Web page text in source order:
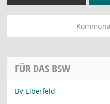
FÜR DAS BSW
BV Elberfeld